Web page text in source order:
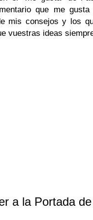
que me
mis consejos y los
vuestras ideas
a la Portada